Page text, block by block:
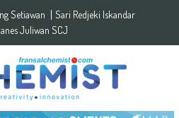
Setiawan
Sari Redjeki Iskandar
Juliwan SCJ